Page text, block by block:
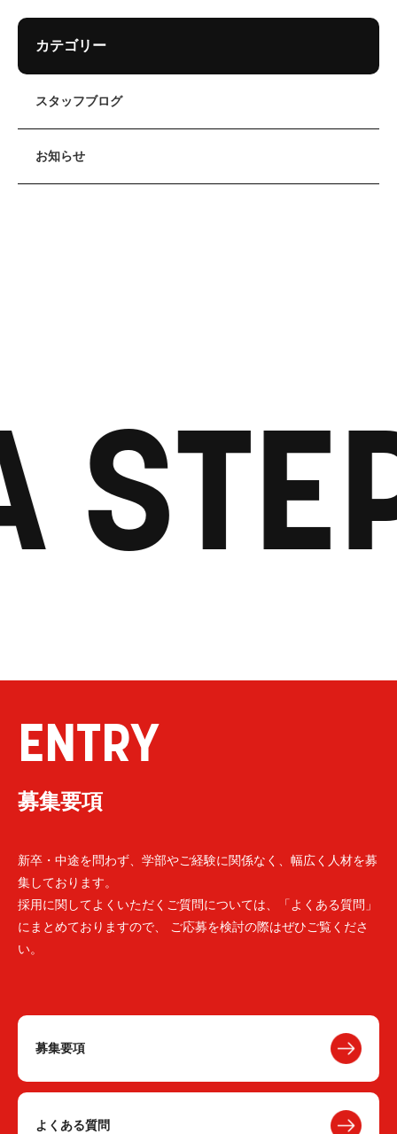
カテゴリー
スタッフブログ
お知らせ
ENTRY
募集要項
新卒・中途を問わず、学部やご経験に関係なく、幅広く人材を募
集しております。
採用に関してよくいただくご質問については、「よくある質問」
にまとめておりますので、 ご応募を検討の際はぜひご覧くださ
い。
募集要項
よくある質問